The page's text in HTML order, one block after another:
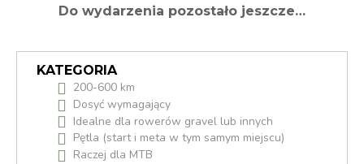
Do wydarzenia pozostało jeszcze…
KATEGORIA
200-600 km
Dosyć wymagający
Idealne dla rowerów gravel lub innych
Pętla (start i meta w tym samym miejscu)
Raczej dla MTB